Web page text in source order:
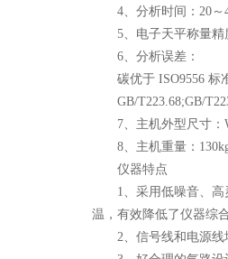
4、分析时间：20～
5、电子天平称量精
6、分析误差：
碳优于 ISO9556 标准
GB/T223.68;GB/
7、主机外型尺寸：
8、主机重量：
仪器特点
1、采用低噪音、高灵
温，有效降低了仪器综
2、信号线和电源线增